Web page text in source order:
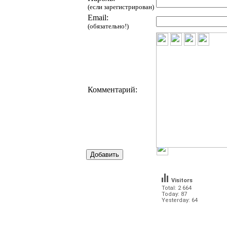
(если зарегистрирован)
Email:
(обязательно!)
Комментарий:
Total: 2 664
Today: 87
Yesterday: 64
Visitors